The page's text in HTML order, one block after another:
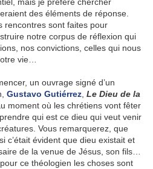
des éléments de réponse.
rencontres sont faites pour
notre corpus de réflexion qui
nos convictions, celles qui nous
vie…
un ouvrage signé d’un
Gustavo Gutiérrez Le Dieu de la
moment où les chrétiens vont fêter
qui est ce dieu qui veut venir
Vous remarquerez, que
c’était évident que dieu existait et
de la venue de Jésus, son fils…
ce théologien les choses sont